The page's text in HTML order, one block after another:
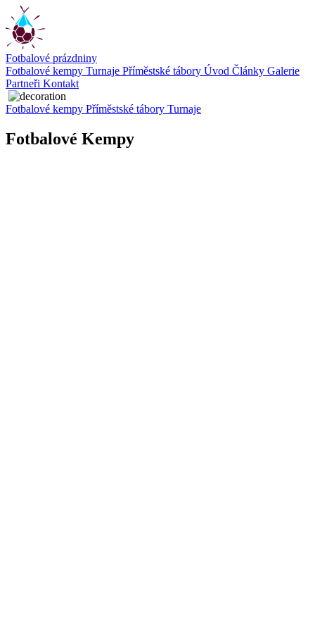
Fotbalové prázdniny
Fotbalové kempy Turnaje Příměstské tábory Úvod Články Galerie
Partneři Kontakt
Fotbalové kempy Příměstské tábory Turnaje
Fotbalové Kempy